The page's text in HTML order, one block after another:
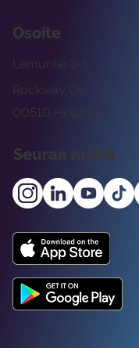
Osoite
Rockway Oy
Lemuntie 3-5
00510 Helsinki
Seuraa meitä